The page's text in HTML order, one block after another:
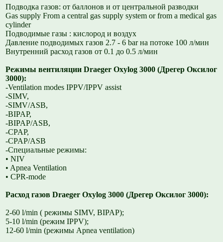
Подводка газов: от баллонов и от центральной разводки
Gas supply From a central gas supply system or from a medical gas
cylinder
Подводимые газы : кислород и воздух
Давление подводимых газов 2.7 - 6 bar на потоке 100 л/мин
Внутренний расход газов от 0.1 до 0.5 л/мин
Режимы вентиляции Draeger Oxylog 3000 (Дрегер Оксилог
3000):
-Ventilation modes IPPV/IPPV assist
-SIMV,
-SIMV/ASB,
-BIPAP,
-BIPAP/ASB,
-CPAP,
-CPAP/ASB
-Специальные режимы:
• NIV
• Apnea Ventilation
• CPR-mode
Расход газов Draeger Oxylog 3000 (Дрегер Оксилог 3000):
2-60 l/min ( режимы SIMV, BIPAP);
5-10 l/min (режим IPPV);
12-60 l/min (режимы Apnea ventilation)